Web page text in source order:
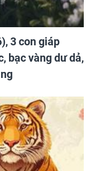
3 con giáp
bạc vàng dư dả,